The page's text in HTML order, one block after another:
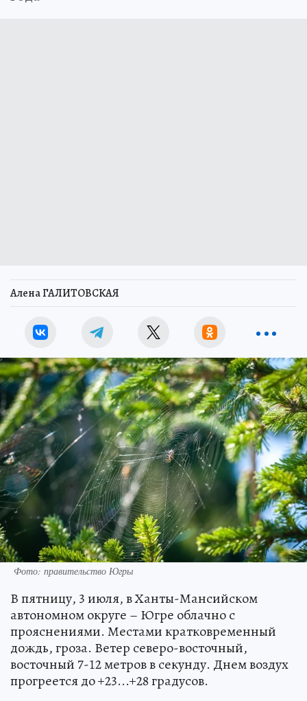
Алена ГАЛИТОВСКАЯ
Фото: правительство Югры
В пятницу, 3 июля, в Ханты-Мансийском
автономном округе – Югре облачно с
прояснениями. Местами кратковременный
дождь, гроза. Ветер северо-восточный,
восточный 7-12 метров в секунду. Днем воздух
прогреется до +23...+28 градусов.